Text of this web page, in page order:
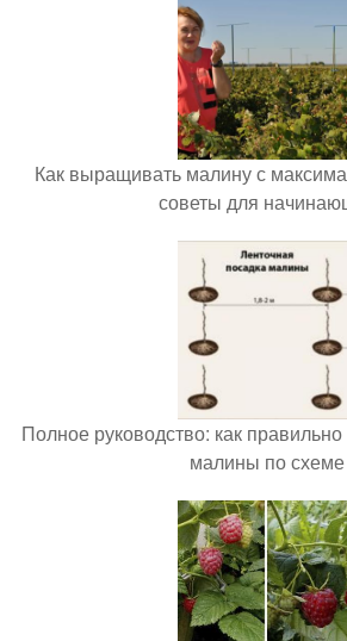
Как выращивать малину с
советы для
Полное руководство: как
малины по схеме